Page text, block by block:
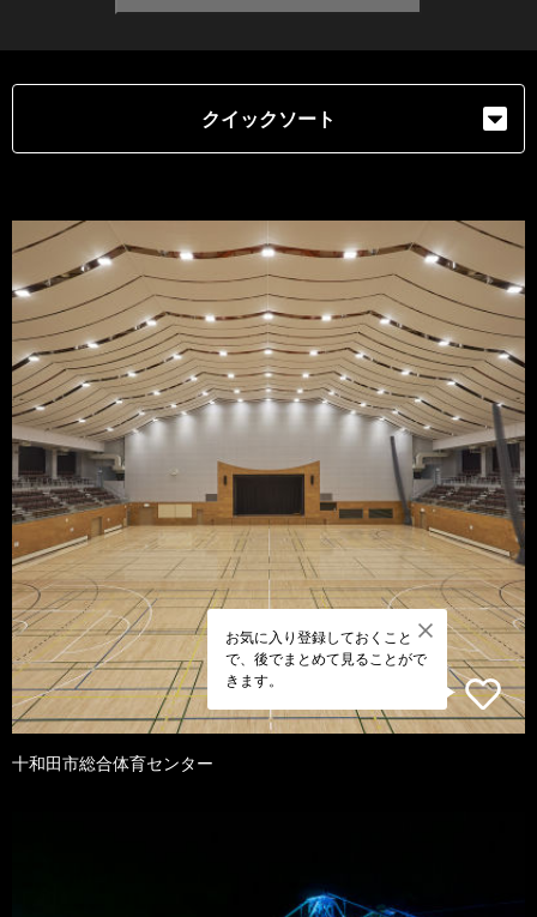
クイックソート
お気に入り登録しておくこと
で、後でまとめて見ることがで
きます。
十和田市総合体育センター